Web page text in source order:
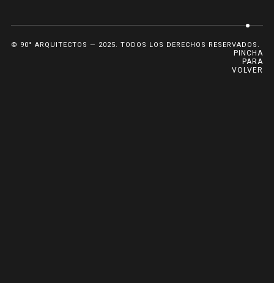
© 90° ARQUITECTOS — 2025. TODOS LOS DERECHOS RESERVADOS.
PINCHA
PARA
VOLVER